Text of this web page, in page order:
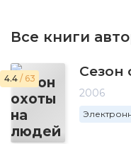
Все книги
4.4 / 63 Сезон
2006